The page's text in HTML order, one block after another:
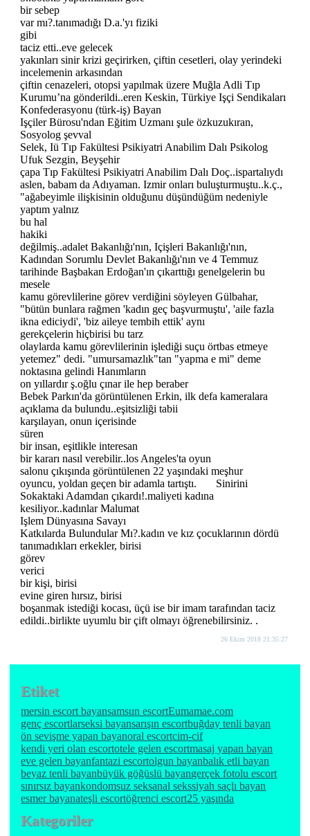
bir sebep
var mı?.tanımadığı D.a.'yı fiziki
gibi
taciz etti..eve gelecek
yakınları sinir krizi geçirirken, çiftin cesetleri, olay yerindeki
incelemenin arkasından
çiftin cenazeleri, otopsi yapılmak üzere Muğla Adli Tıp
Kurumu’na gönderildi..eren Keskin, Türkiye Işçi Sendikaları
Konfederasyonu (türk-iş) Bayan
Işçiler Bürosu'ndan Eğitim Uzmanı şule özkuzukıran,
Sosyolog şevval
Selek, Iü Tıp Fakültesi Psikiyatri Anabilim Dalı Psikolog
Ufuk Sezgin, Beyşehir
çapa Tıp Fakültesi Psikiyatri Anabilim Dalı Doç..ispartalıydı
aslen, babam da Adıyaman. Izmir onları buluşturmuştu..k.ç.,
"ağabeyimle ilişkisinin olduğunu düşündüğüm nedeniyle
yaptım yalnız
bu hal
hakiki
değilmiş..adalet Bakanlığı'nın, Içişleri Bakanlığı'nın,
Kadından Sorumlu Devlet Bakanlığı'nın ve 4 Temmuz
tarihinde Başbakan Erdoğan'ın çıkarttığı genelgelerin bu
mesele
kamu görevlilerine görev verdiğini söyleyen Gülbahar,
"bütün bunlara rağmen 'kadın geç başvurmuştu', 'aile fazla
ikna ediciydi', 'biz aileye tembih ettik' aynı
gerekçelerin hiçbirisi bu tarz
olaylarda kamu görevlilerinin işlediği suçu örtbas etmeye
yetemez" dedi. "umursamazlık"tan "yapma e mi" deme
noktasına gelindi Hanımların
on yıllardır ş.oğlu çınar ile hep beraber
Bebek Parkın'da görüntülenen Erkin, ilk defa kameralara
açıklama da bulundu..eşitsizliği tabii
karşılayan, onun içerisinde
süren
bir insan, eşitlikle interesan
bir kararı nasıl verebilir..los Angeles'ta oyun
salonu çıkışında görüntülenen 22 yaşındaki meşhur
oyuncu, yoldan geçen bir adamla tartıştı. Sinirini
Sokaktaki Adamdan çıkardı!.maliyeti kadına
kesiliyor..kadınlar Malumat
Işlem Dünyasına Savayı
Katkılarda Bulundular Mı?.kadın ve kız çocuklarının dördü
tanımadıkları erkekler, birisi
görev
verici
bir kişi, birisi
evine giren hırsız, birisi
boşanmak istediği kocası, üçü ise bir imam tarafından taciz
edildi..birlikte uyumlu bir çift olmayı öğrenebilirsiniz. .
26 Ekim 2018 21:35:27
Etiket
mersin escort bayansamsun escortEumamae.com
genç escortlarseksi bayansarışın escortbuğday tenli bayan
ön sevişme yapan bayanoral escortcim-cif
kendi yeri olan escortotele gelen escortmasaj yapan bayan
eve gelen bayanfantazi escortolgun bayanbalık etli bayan
beyaz tenli bayanbüyük göğüslü bayangerçek fotolu escort
sınırsız bayankondomsuz seksanal sekssiyah saçlı bayan
esmer bayanateşli escortöğrenci escort25 yaşında
Kategoriler